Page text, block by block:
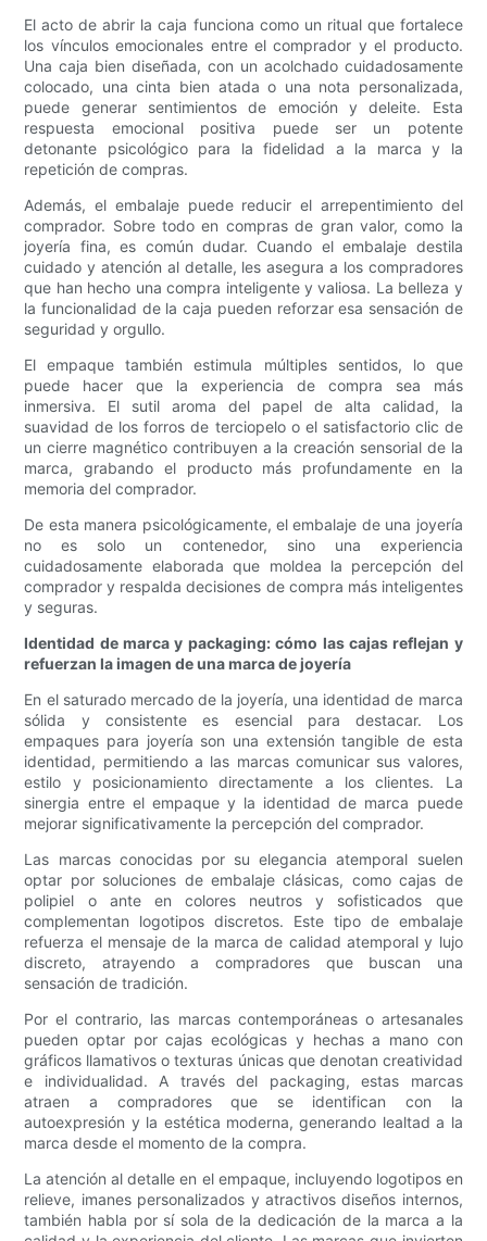
El acto de abrir la caja funciona como un ritual que fortalece
los vínculos emocionales entre el comprador y el producto.
Una caja bien diseñada, con un acolchado cuidadosamente
colocado, una cinta bien atada o una nota personalizada,
puede generar sentimientos de emoción y deleite. Esta
respuesta emocional positiva puede ser un potente
detonante psicológico para la fidelidad a la marca y la
repetición de compras.
Además, el embalaje puede reducir el arrepentimiento del
comprador. Sobre todo en compras de gran valor, como la
joyería fina, es común dudar. Cuando el embalaje destila
cuidado y atención al detalle, les asegura a los compradores
que han hecho una compra inteligente y valiosa. La belleza y
la funcionalidad de la caja pueden reforzar esa sensación de
seguridad y orgullo.
El empaque también estimula múltiples sentidos, lo que
puede hacer que la experiencia de compra sea más
inmersiva. El sutil aroma del papel de alta calidad, la
suavidad de los forros de terciopelo o el satisfactorio clic de
un cierre magnético contribuyen a la creación sensorial de la
marca, grabando el producto más profundamente en la
memoria del comprador.
De esta manera psicológicamente, el embalaje de una joyería
no es solo un contenedor, sino una experiencia
cuidadosamente elaborada que moldea la percepción del
comprador y respalda decisiones de compra más inteligentes
y seguras.
Identidad de marca y packaging: cómo las cajas reflejan y
refuerzan la imagen de una marca de joyería
En el saturado mercado de la joyería, una identidad de marca
sólida y consistente es esencial para destacar. Los
empaques para joyería son una extensión tangible de esta
identidad, permitiendo a las marcas comunicar sus valores,
estilo y posicionamiento directamente a los clientes. La
sinergia entre el empaque y la identidad de marca puede
mejorar significativamente la percepción del comprador.
Las marcas conocidas por su elegancia atemporal suelen
optar por soluciones de embalaje clásicas, como cajas de
polipiel o ante en colores neutros y sofisticados que
complementan logotipos discretos. Este tipo de embalaje
refuerza el mensaje de la marca de calidad atemporal y lujo
discreto, atrayendo a compradores que buscan una
sensación de tradición.
Por el contrario, las marcas contemporáneas o artesanales
pueden optar por cajas ecológicas y hechas a mano con
gráficos llamativos o texturas únicas que denotan creatividad
e individualidad. A través del packaging, estas marcas
atraen a compradores que se identifican con la
autoexpresión y la estética moderna, generando lealtad a la
marca desde el momento de la compra.
La atención al detalle en el empaque, incluyendo logotipos en
relieve, imanes personalizados y atractivos diseños internos,
también habla por sí sola de la dedicación de la marca a la